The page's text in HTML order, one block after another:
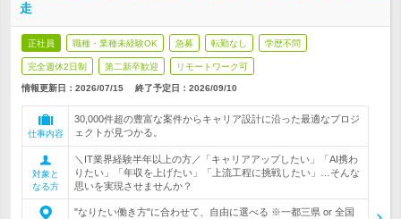
走
正社員 職種・業種未経験OK 急募 転勤なし 学歴不問
完全週休2日制 第二新卒歓迎 リモートワーク可
情報更新日：2026/07/15 終了予定日： 2026/09/10
仕事内容
30,000件超の豊富な案件からキャリア設計に沿った最適なプロジ
ェクトが見つかる。
対象と
なる方
＼IT業界経験半年以上の方／「キャリアアップしたい」「AI携わ
りたい」「年収を上げたい」「上流工程に挑戦したい」…そんな
思いを実現させませんか？
"なりたい働き方"に合わせて、自由に選べる ※一都三県 or 全国